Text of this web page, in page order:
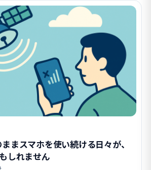
ままスマホを使い続ける日々が、
しれません